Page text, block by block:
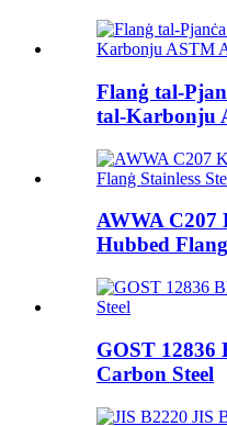
Flanġ tal-
tal-Karbonju
AWWA C207
Hubbed
GOST 12836
Carbon Steel